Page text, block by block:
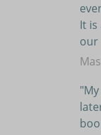
It is
our